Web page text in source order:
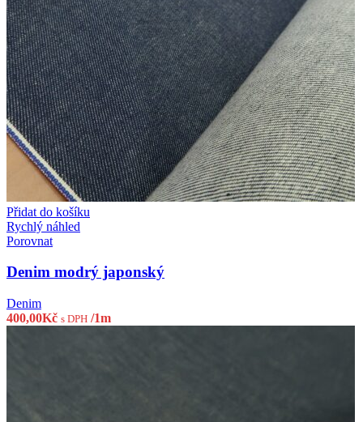
Přidat do košíku
Rychlý náhled
Porovnat
Denim modrý japonský
Denim
400,00Kč s DPH /1m